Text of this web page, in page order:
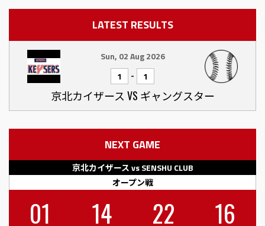
LATEST RESULTS
Sun, 02 Aug 2026
1
- 1
京北カイザース VS ギャングスター
NEXT GAME
京北カイザース vs SENSHU CLUB
オープン戦
01 14 22 15